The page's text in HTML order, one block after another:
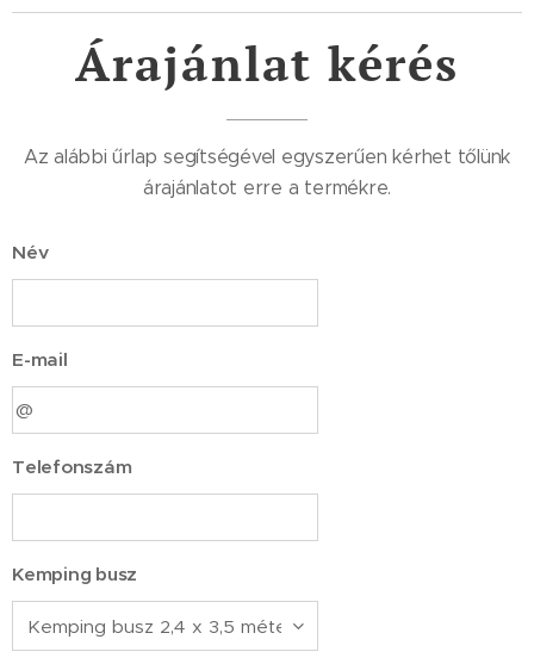
Árajánlat kérés
Az alábbi űrlap segítségével egyszerűen kérhet tőlünk
árajánlatot erre a termékre.
Név
E-mail
Telefonszám
Kemping busz